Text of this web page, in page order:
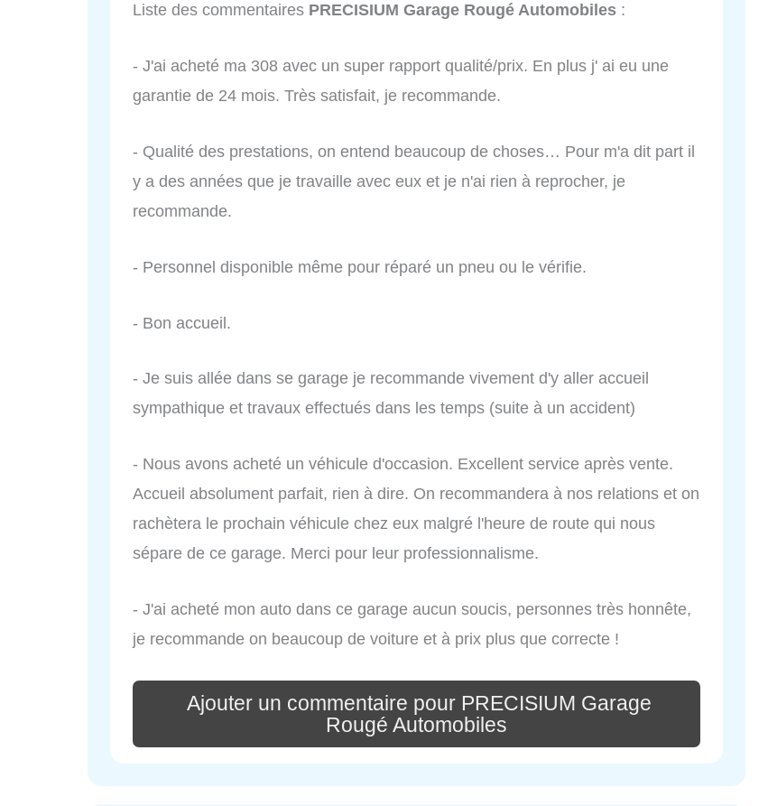
Liste des commentaires PRECISIUM Garage Rougé Automobiles :
- J'ai acheté ma 308 avec un super rapport qualité/prix. En plus j' ai eu une
garantie de 24 mois. Très satisfait, je recommande.
- Qualité des prestations, on entend beaucoup de choses… Pour m'a dit part il
y a des années que je travaille avec eux et je n'ai rien à reprocher, je
recommande.
- Personnel disponible même pour réparé un pneu ou le vérifie.
- Bon accueil.
- Je suis allée dans se garage je recommande vivement d'y aller accueil
sympathique et travaux effectués dans les temps (suite à un accident)
- Nous avons acheté un véhicule d'occasion. Excellent service après vente.
Accueil absolument parfait, rien à dire. On recommandera à nos relations et on
rachètera le prochain véhicule chez eux malgré l'heure de route qui nous
sépare de ce garage. Merci pour leur professionnalisme.
- J'ai acheté mon auto dans ce garage aucun soucis, personnes très honnête,
je recommande on beaucoup de voiture et à prix plus que correcte !
Ajouter un commentaire pour PRECISIUM Garage
Rougé Automobiles